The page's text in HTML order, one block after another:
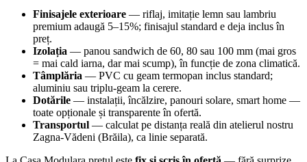
Finisajele exterioare — riflaj, imitație lemn sau lambriu
premium adaugă 5–15%; finisajul standard e deja inclus în
preț.
Izolația — panou sandwich de 60, 80 sau 100 mm (mai gros
= mai cald iarna, dar mai scump), în funcție de zona climatică.
Tâmplăria — PVC cu geam termopan inclus standard;
aluminiu sau triplu-geam la cerere.
Dotările — instalații, încălzire, panouri solare, smart home —
toate opționale și transparente în ofertă.
Transportul — calculat pe distanța reală din atelierul nostru
Zagna-Vădeni (Brăila), ca linie separată.